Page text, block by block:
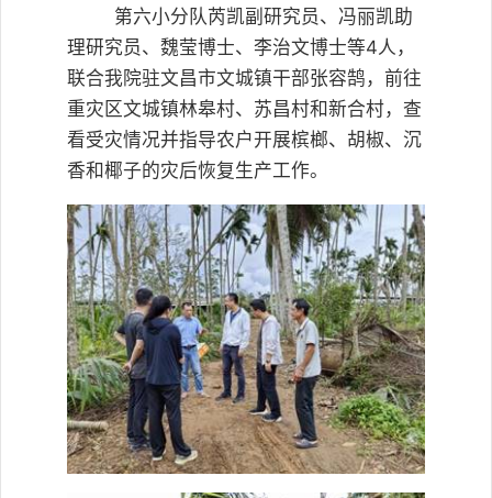
第六小分队芮凯副研究员、冯丽凯助
理研究员、魏莹博士、李治文博士等4人，
联合我院驻文昌市文城镇干部张容鹄，前往
重灾区文城镇林皋村、苏昌村和新合村，查
看受灾情况并指导农户开展槟榔、胡椒、沉
香和椰子的灾后恢复生产工作。